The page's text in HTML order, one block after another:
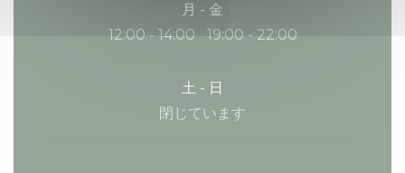
月 - 金
12:00 - 14:00
19:00 - 22:00
土 - 日
閉じています